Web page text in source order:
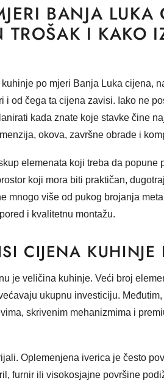
BANJA
I KAKO
kuhinje po mjeri Banja Luka cijena,
i od čega ta cijena zavisi. Iako ne
kada znate koje stavke čine
okova, završne obrade i
elemenata koji treba da popune
koji mora biti praktičan,
mnogo više od pukog brojanja
i kvalitetnu montažu.
CIJENA KUHINJE
je veličina kuhinje. Veći broj
ukupnu investiciju.
skrivenim mehanizmima i
Oplemenjena iverica je često
furnir ili visokosjajne površine